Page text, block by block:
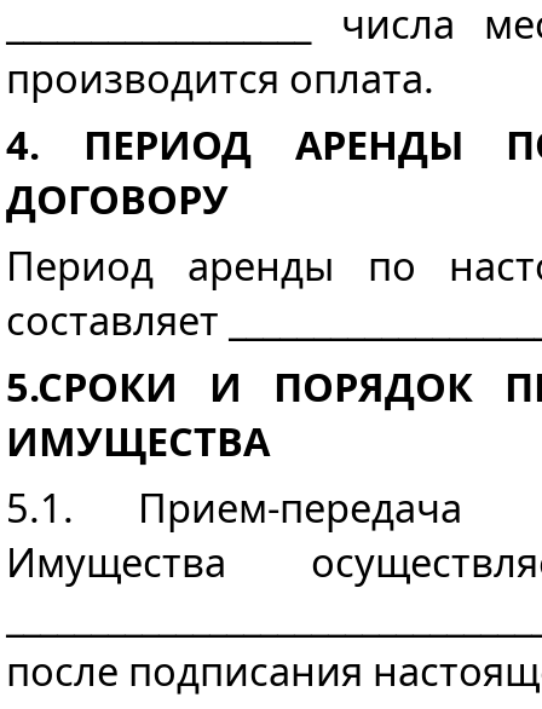
__________________
производится оплата.
4. ПЕРИОД АРЕНДЫ
ДОГОВОРУ
Период аренды по
составляет
5.СРОКИ И ПОРЯДОК
ИМУЩЕСТВА
5.1. Прием-передача
Имущества
после подписания